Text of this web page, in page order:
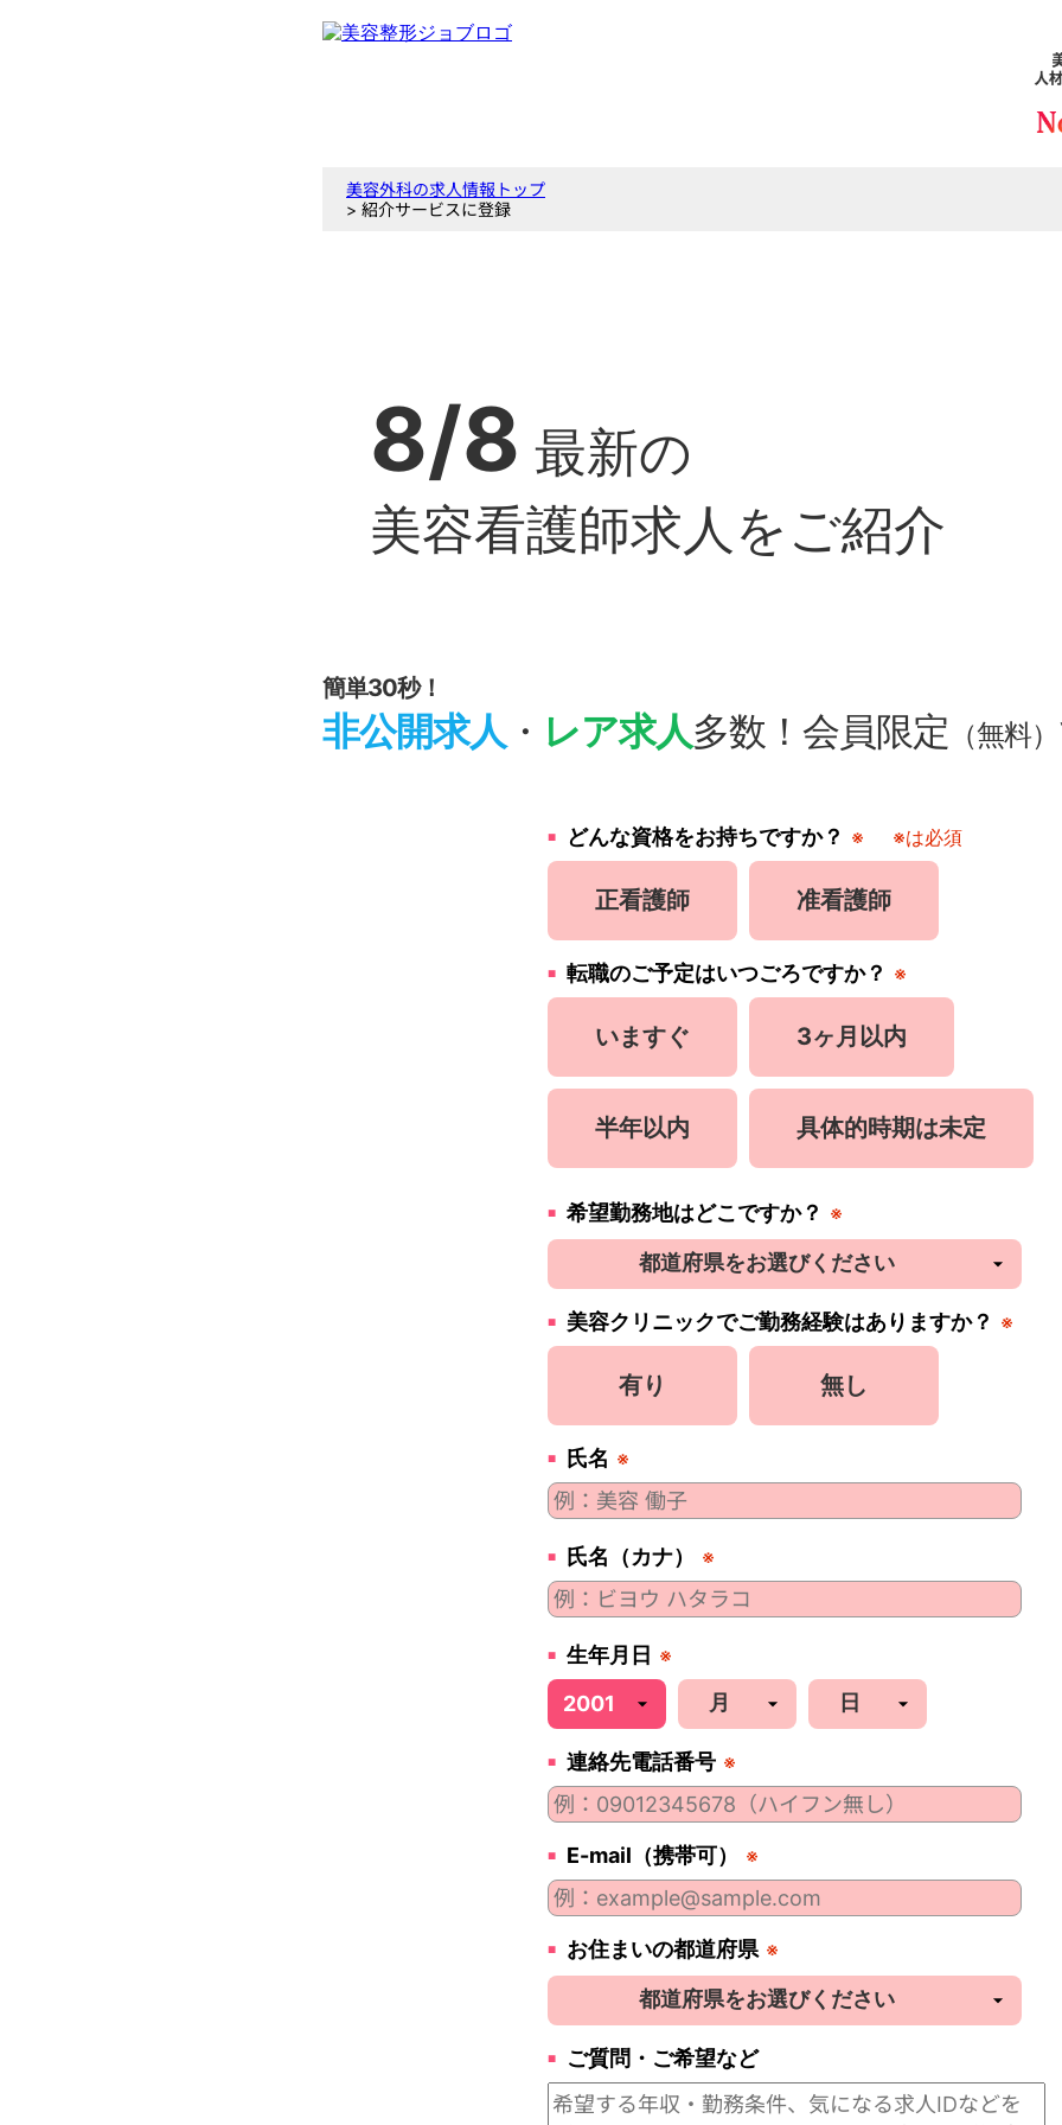
美容外科の求人情報トップ
> 紹介サービスに登録
8/8 最新の
美容看護師求人をご紹介
簡単30秒！
非公開求人 ・ レア求人多数！会員限定 （無料）
どんな資格をお持ちですか？ ※ ※は必須
正看護師 准看護師
転職のご予定はいつごろですか？ ※
いますぐ 3ヶ月以内
半年以内 具体的時期は未定
希望勤務地はどこですか？ ※
美容クリニックでご勤務経験はありますか？ ※
有り 無し
氏名 ※
氏名（カナ） ※
生年月日 ※
連絡先電話番号 ※
E-mail（携帯可） ※
お住まいの都道府県 ※
ご質問・ご希望など